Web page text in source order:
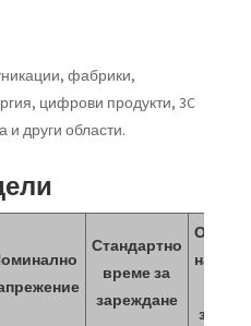
фабрики,
цифрови продукти, 3C
и други области.
Стандартно
време за
зареждане